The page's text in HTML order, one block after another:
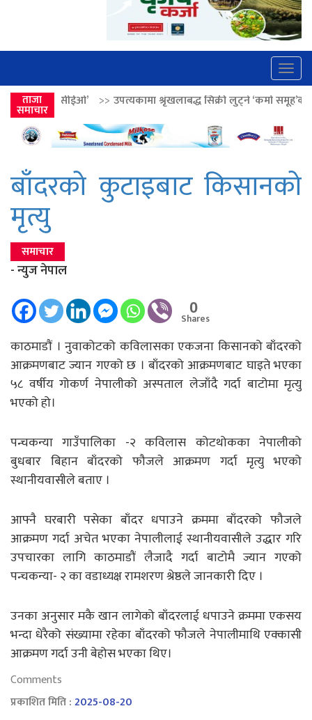
ताजा
समाचार
>>उपत्यकामा श्रृंखलाबद्ध सिक्री लुट्ने ‘कर्मा समूह’का नाइकेसहित पाँच
बाँदरकाे कुटाइबाट किसानको
मृत्यु
समाचार
- न्युज नेपाल
0
Shares
काठमाडाैं । नुवाकोटको कविलासका एकजना किसानको बाँदरको
आक्रमणबाट ज्यान गएको छ । बाँदरको आक्रमणबाट घाइते भएका
५८ वर्षीय गोकर्ण नेपालीको अस्पताल लेजाँदै गर्दा बाटोमा मृत्यु
भएको हो।
पन्चकन्या गाउँपालिका -२ कविलास कोटथोकका नेपालीको
बुधबार बिहान बाँदरको फौजले आक्रमण गर्दा मृत्यु भएको
स्थानीयवासीले बताए ।
आफ्नै घरबारी पसेका बाँदर धपाउने क्रममा बाँदरको फौजले
आक्रमण गर्दा अचेत भएका नेपालीलाई स्थानीयवासीले उद्धार गरि
उपचारका लागि काठमाडौं लैजादै गर्दा बाटोमै ज्यान गएको
पन्चकन्या- २ का वडाध्यक्ष रामशरण श्रेष्ठले जानकारी दिए ।
उनका अनुसार मकै खान लागेको बाँदरलाई धपाउने क्रममा एकसय
भन्दा धेरैको संख्यामा रहेका बाँदरको फौजले नेपालीमाथि एक्कासी
आक्रमण गर्दा उनी बेहोस भएका थिए।
Comments
प्रकाशित मिति :2025-08-20